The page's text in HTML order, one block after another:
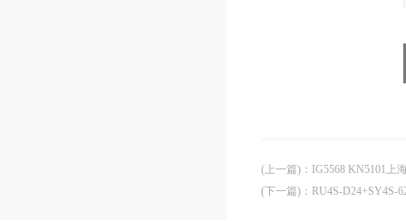
(上一篇) ：
IG5568 KN5101上
(下一篇) ： RU4S-D24+SY4S-